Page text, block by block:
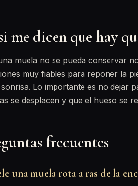
me dicen que hay
muela no se pueda conservar
muy fiables para reponer la
Lo importante es no dejar
se desplacen y que el hueso se
frecuentes
una muela rota a ras de la